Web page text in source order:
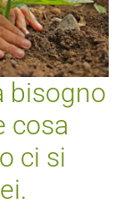
bisogno
cosa
ci si